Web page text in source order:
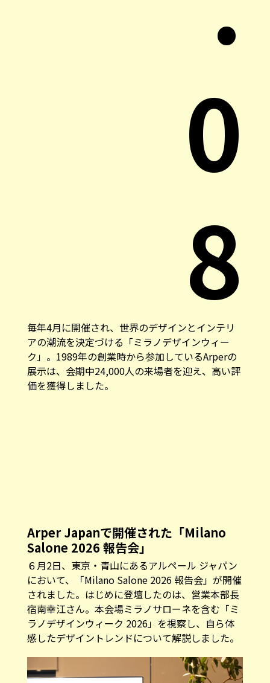
0
8
毎年4月に開催され、世界のデザインとインテリ
アの潮流を決定づける「ミラノデザインウィー
ク」。1989年の創業時から参加しているArperの
展示は、会期中24,000人の来場者を迎え、高い評
価を獲得しました。
Arper Japanで開催された「Milano
Salone 2026 報告会」
６月2日、東京・青山にあるアルペール ジャパン
において、「Milano Salone 2026 報告会」が開催
されました。はじめに登壇したのは、営業本部長
宿南幸江さん。本会場ミラノサローネを含む「ミ
ラノデザインウィーク 2026」を視察し、自ら体
感したデザイントレンドについて解説しました。